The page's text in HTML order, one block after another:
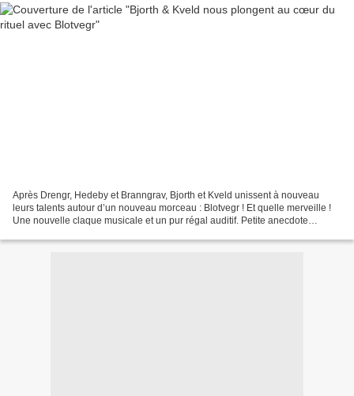
Après Drengr, Hedeby et Branngrav, Bjorth et Kveld unissent à nouveau
leurs talents autour d’un nouveau morceau : Blotvegr ! Et quelle merveille !
Une nouvelle claque musicale et un pur régal auditif. Petite anecdote